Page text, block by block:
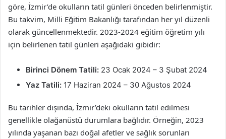
göre, İzmir’de okulların tatil günleri önceden belirlenmiştir.
Bu takvim, Milli Eğitim Bakanlığı tarafından her yıl düzenli
olarak güncellenmektedir. 2023-2024 eğitim öğretim yılı
için belirlenen tatil günleri aşağıdaki gibidir:
Birinci Dönem Tatili: 23 Ocak 2024 – 3 Şubat 2024
Yaz Tatili: 17 Haziran 2024 – 30 Ağustos 2024
Bu tarihler dışında, İzmir’deki okulların tatil edilmesi
genellikle olağanüstü durumlara bağlıdır. Örneğin, 2023
yılında yaşanan bazı doğal afetler ve sağlık sorunları